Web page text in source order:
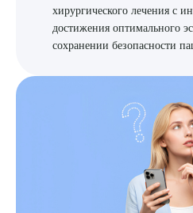
хирургического лечения с
достижения оптимального
сохранении безопасности